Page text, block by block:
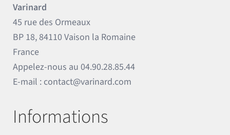
Varinard
45 rue des Ormeaux
BP 18, 84110 Vaison la Romaine
France
Appelez-nous au04.90.28.85.44
E-mail : contact@varinard.com
Informations